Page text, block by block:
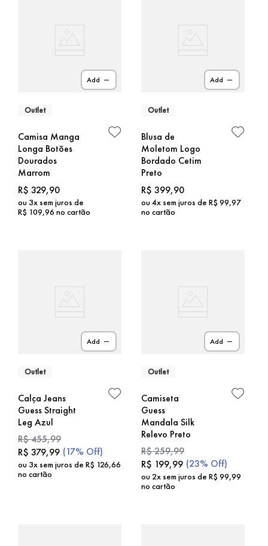
Add
Outlet
Camisa Manga
Longa Botões
Dourados
Marrom
R$ 329,90
ou 3x sem juros de
R$ 109,96 no cartão
Add
Outlet
Blusa de
Moletom Logo
Bordado Cetim
Preto
R$ 399,90
ou4x sem juros de R$ 99,97
no cartão
Add
Outlet
Calça Jeans
Guess Straight
Leg Azul
R$455,99
R$ 379,99 (17% Off)
ou 3x sem juros de R$ 126,66
no cartão
Add
Outlet
Camiseta
Guess
Mandala Silk
Relevo Preto
R$259,99
R$ 199,99 (23% Off)
ou2x sem juros de R$ 99,99
no cartão